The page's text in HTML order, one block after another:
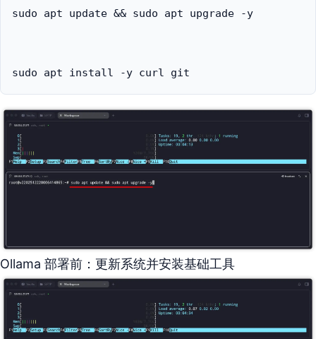
sudo apt update && sudo apt upgrade -y
sudo apt install -y curl git
Ollama 部署前：更新系统并安装基础工具